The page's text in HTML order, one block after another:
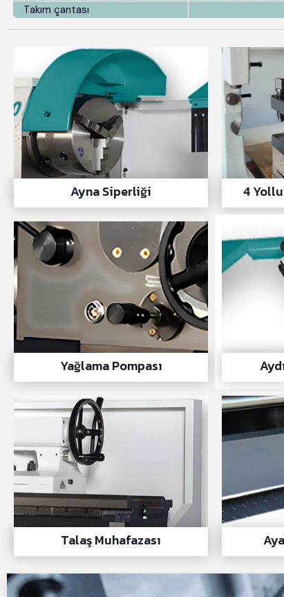
Takım çantası
Ayna Siperliği 4
Yağlama Pompası
Talaş Muhafazası